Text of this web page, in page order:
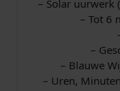
e
a
n
t
– Solar uurwerk
– Tot 6
–
– Blauwe
– Uren,